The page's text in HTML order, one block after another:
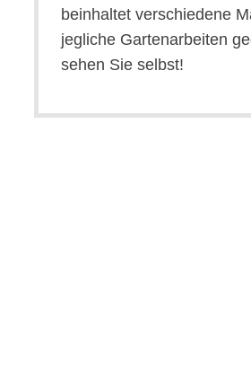
beinhaltet verschiedene
jegliche Gartenarbeiten
sehen Sie selbst!